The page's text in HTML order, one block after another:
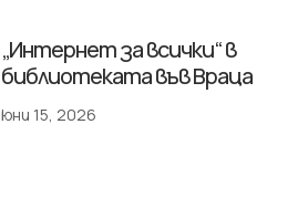
„Интернет за всички“ в
библиотеката във Враца
юни 15, 2026